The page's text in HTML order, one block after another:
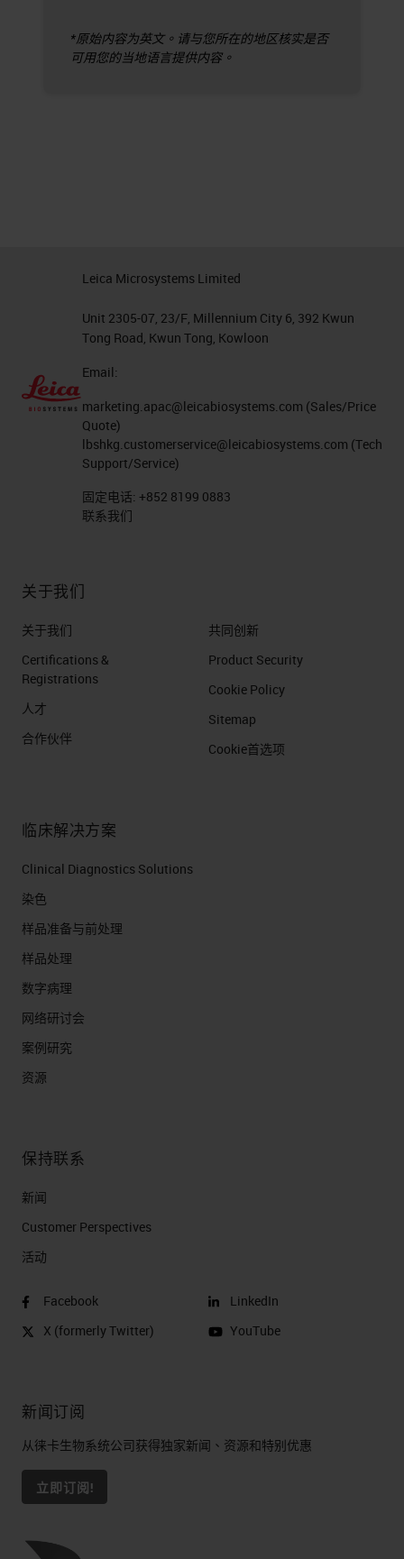
*原始内容为英文。请与您所在的地区核实是否
可用您的当地语言提供内容。
Leica Microsystems Limited
Unit 2305-07, 23/F, Millennium City 6, 392 Kwun
Tong Road, Kwun Tong, Kowloon
Email:
marketing.apac@leicabiosystems.com (Sales/Price
Quote)
lbshkg.customerservice@leicabiosystems.com (Tech
Support/Service)
固定电话: +852 8199 0883
联系我们
关于我们
关于我们
Certifications &
Registrations
人才
合作伙伴
共同创新
Product Security
Cookie Policy
Sitemap
Cookie首选项
临床解决方案
Clinical Diagnostics Solutions
染色
样品准备与前处理
样品处理
数字病理
网络研讨会
案例研究
资源
保持联系
新闻
Customer Perspectives​
活动
Facebook
X (formerly Twitter)
LinkedIn
YouTube
新闻订阅
从徕卡生物系统公司获得独家新闻、资源和特别优惠
立即订阅!